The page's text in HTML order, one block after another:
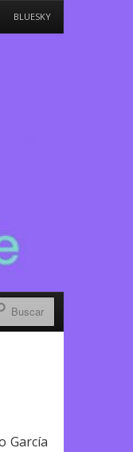
BLUESKY
García